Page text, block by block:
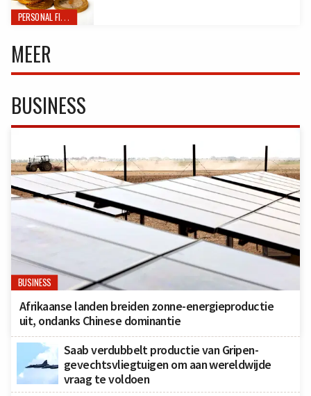
PERSONAL FINANCE
MEER
BUSINESS
BUSINESS
Afrikaanse landen breiden zonne-energieproductie
uit, ondanks Chinese dominantie
Saab verdubbelt productie van Gripen-
gevechtsvliegtuigen om aan wereldwijde
vraag te voldoen